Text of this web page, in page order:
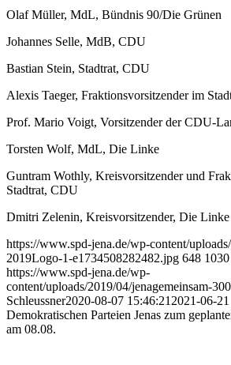
Olaf Müller, MdL, Bündnis 90/Die Grünen
Johannes Selle, MdB, CDU
Bastian Stein, Stadtrat, CDU
Alexis Taeger, Fraktionsvorsitzender im
Prof. Mario Voigt, Vorsitzender der CDU-
Torsten Wolf, MdL, Die Linke
Guntram Wothly, Kreisvorsitzender und
Stadtrat, CDU
Dmitri Zelenin, Kreisvorsitzender, Die Linke
https://www.spd-jena.de/wp-content/
2019Logo-1-e1734508282482.jpg 648 1030
https://www.spd-jena.de/wp-
content/uploads/2019/04/jenagemeinsam-
Schleussner2020-08-07 15:46:21 2021-06-
Demokratischen Parteien Jenas zum
am 08.08.